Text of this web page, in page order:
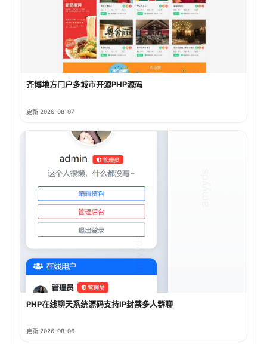
齐博地方门户多城市开源PHP源码
更新 2026-08-07
PHP在线聊天系统源码支持IP封禁多人群聊
更新 2026-08-06